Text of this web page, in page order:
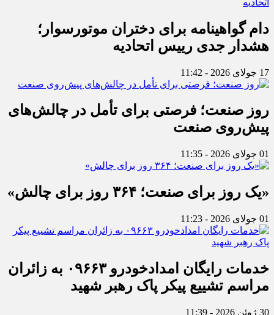
دام گواهینامه برای دختران موتورسوار؛
هشدار جدی رییس اتحادیه
17 جولای 2026 - 11:42
روز صنعت؛ فرصتی برای تأمل در چالش‌های
پیش‌روی صنعت
01 جولای 2026 - 11:35
«یک روز برای صنعت؛ ۳۶۴ روز برای چالش»
01 جولای 2026 - 11:23
خدمات رایگان امدادخودرو ۰۹۶۶۳ به زائران
مراسم تشییع پیکر پاک رهبر شهید
30 ژوئن 2026 - 11:39